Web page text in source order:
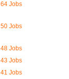
64 Jobs
50 Jobs
48 Jobs
43 Jobs
41 Jobs